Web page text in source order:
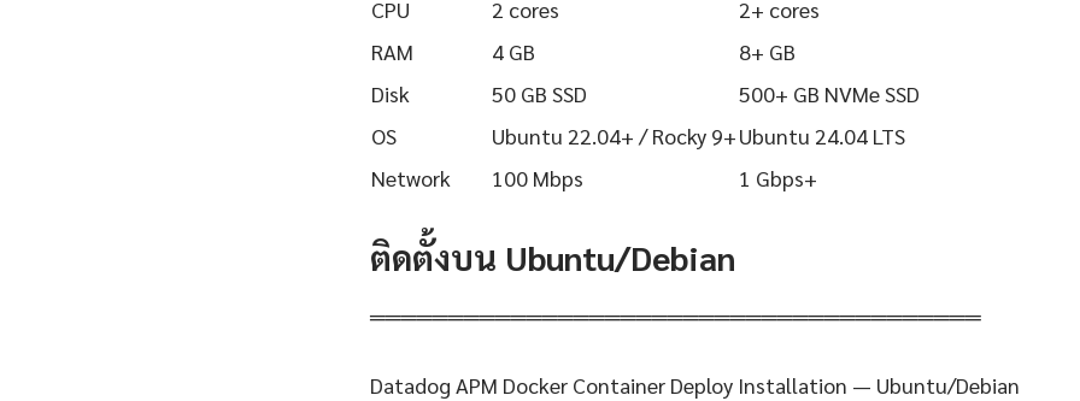
CPU
2 cores
2+ cores
RAM
4 GB
8+ GB
Disk
50 GB SSD
500+ GB NVMe SSD
OS
Ubuntu 22.04+ / Rocky 9+Ubuntu 24.04 LTS
Network
100 Mbps 1 Gbps+
ติดตั้งบน Ubuntu/Debian
═══════════════════════════════════════
Datadog APM Docker Container Deploy Installation — Ubuntu/Debian